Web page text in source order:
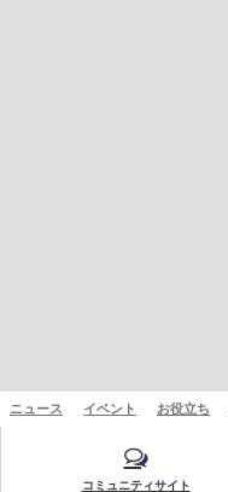
ニュース イベント お役立ち
コミュニティサイト